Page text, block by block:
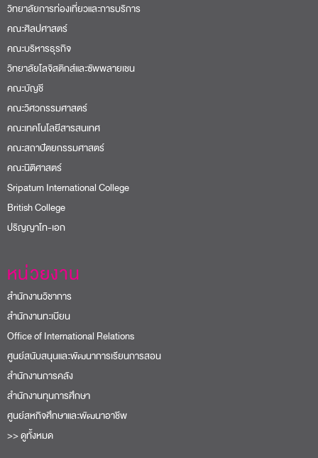
วิทยาลัยการท่องเที่ยวและการบริการ
คณะศิลปศาสตร์
คณะบริหารธุรกิจ
วิทยาลัยโลจิสติกส์และซัพพลายเชน
คณะบัญชี
คณะวิศวกรรมศาสตร์
คณะเทคโนโลยีสารสนเทศ
คณะสถาปัตยกรรมศาสตร์
คณะนิติศาสตร์
Sripatum International College
British College
ปริญญาโท-เอก
หน่วยงาน
สำนักงานวิชาการ
สำนักงานทะเบียน
Office of International Relations
ศูนย์สนับสนุนและพัฒนาการเรียนการสอน
สำนักงานการคลัง
สำนักงานทุนการศึกษา
ศูนย์สหกิจศึกษาและพัฒนาอาชีพ
>> ดูทั้งหมด